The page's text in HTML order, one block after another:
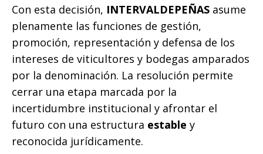
Con esta decisión, INTERVALDEPEÑAS asume
plenamente las funciones de gestión,
promoción, representación y defensa de los
intereses de viticultores y bodegas amparados
por la denominación. La resolución permite
cerrar una etapa marcada por la
incertidumbre institucional y afrontar el
futuro con una estructura estable y
reconocida jurídicamente.